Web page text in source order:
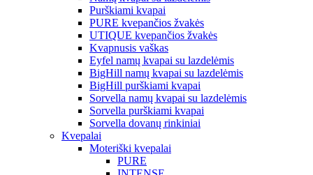
Purškiami kvapai
PURE kvepančios žvakės
UTIQUE kvepančios žvakės
Kvapnusis vaškas
Eyfel namų kvapai su lazdelėmis
BigHill namų kvapai su lazdelėmis
BigHill purškiami kvapai
Sorvella namų kvapai su lazdelėmis
Sorvella purškiami kvapai
Sorvella dovanų rinkiniai
Kvepalai
Moteriški kvepalai
PURE